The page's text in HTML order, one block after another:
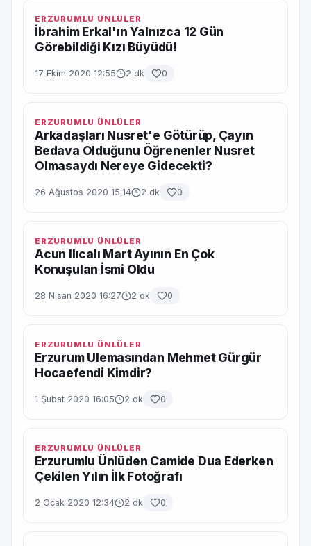
ERZURUMLU ÜNLÜLER
İbrahim Erkal'ın Yalnızca 12 Gün
Görebildiği Kızı Büyüdü!
17 Ekim 2020 12:55 2 dk 0
ERZURUMLU ÜNLÜLER
Arkadaşları Nusret'e Götürüp, Çayın
Bedava Olduğunu Öğrenenler Nusret
Olmasaydı Nereye Gidecekti?
26 Ağustos 2020 15:14 2 dk 0
ERZURUMLU ÜNLÜLER
Acun Ilıcalı Mart Ayının En Çok
Konuşulan İsmi Oldu
28 Nisan 2020 16:27 2 dk 0
ERZURUMLU ÜNLÜLER
Erzurum Ulemasından Mehmet Gürgür
Hocaefendi Kimdir?
1 Şubat 2020 16:05 2 dk 0
ERZURUMLU ÜNLÜLER
Erzurumlu Ünlüden Camide Dua Ederken
Çekilen Yılın İlk Fotoğrafı
2 Ocak 2020 12:34 2 dk 0